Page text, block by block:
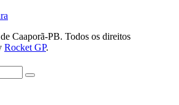
Caaporã-PB. Todos os direitos
Rocket GP.